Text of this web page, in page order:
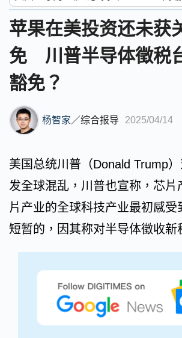
苹果在美投资还未获
免 川普半导体徵税
豁免？
杨智家 ／综合报导 2025/04/14
美国总统川普（Donald Trump）
发全球混乱，川普也宣称，芯片
片产业的全球科技产业最初感受
短暂的，因其称对半导体徵收新